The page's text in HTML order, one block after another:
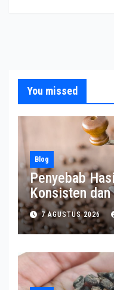
You missed
Blog
Penyebab
Konsisten
7 AGUSTUS 2026